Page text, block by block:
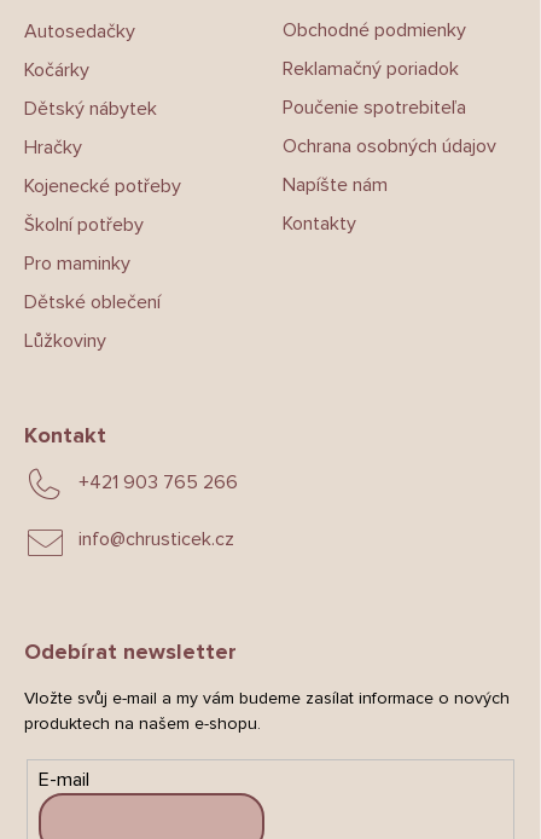
Autosedačky
Kočárky
Dětský nábytek
Hračky
Kojenecké potřeby
Školní potřeby
Pro maminky
Dětské oblečení
Lůžkoviny
Obchodné podmienky
Reklamačný poriadok
Poučenie spotrebiteľa
Ochrana osobných údajov
Napíšte nám
Kontakty
Kontakt
info@chrusticek.cz
+421 903 765 266
Odebírat newsletter
Vložte svůj e-mail a my vám budeme zasílat informace o nových
produktech na našem e-shopu.
E-mail